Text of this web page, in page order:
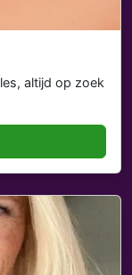
altijd op zoek